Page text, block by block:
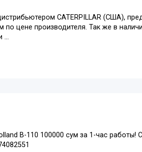
CATERPILLAR (США),
цене производителя. Так же в
...
B-110 100000 сум за 1-час работы!